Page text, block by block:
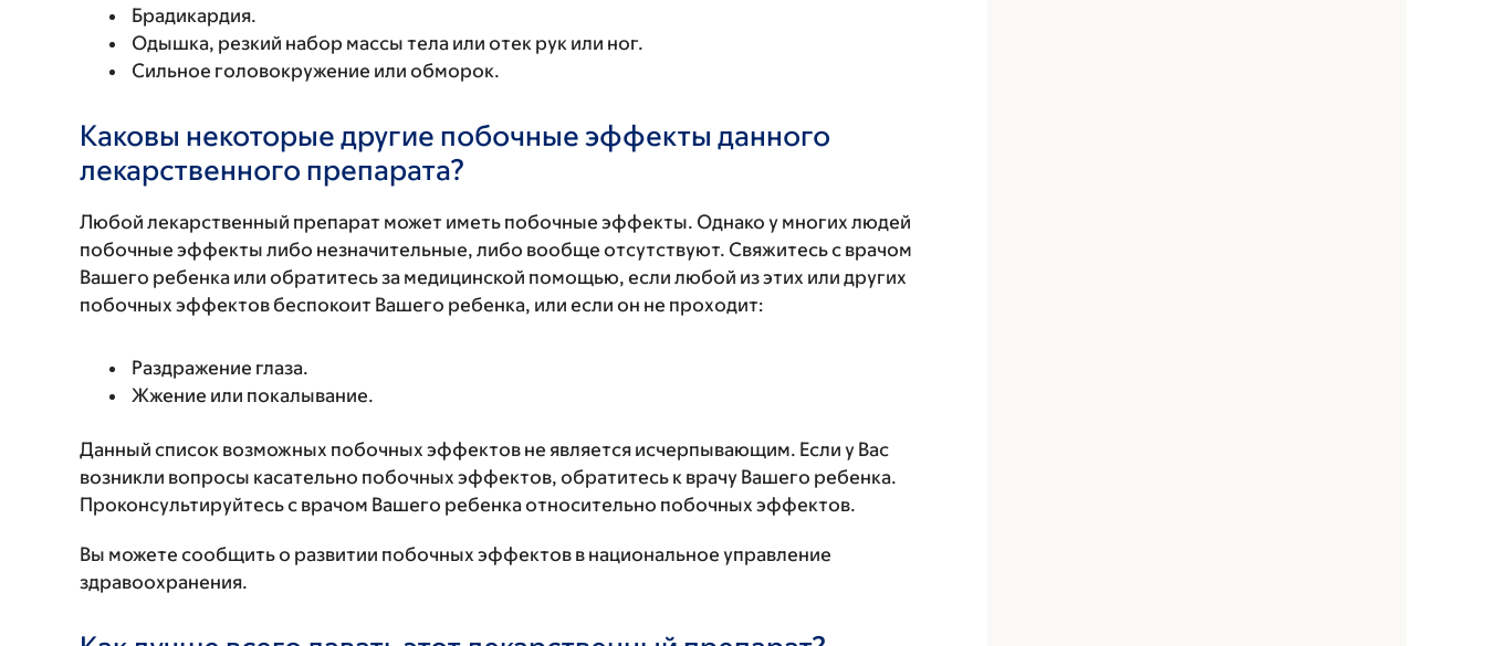
Брадикардия.
Одышка, резкий набор массы тела или отек рук или ног.
Сильное головокружение или обморок.
Каковы некоторые другие побочные эффекты данного
лекарственного препарата?
Любой лекарственный препарат может иметь побочные эффекты. Однако у многих людей
побочные эффекты либо незначительные, либо вообще отсутствуют. Свяжитесь с врачом
Вашего ребенка или обратитесь за медицинской помощью, если любой из этих или других
побочных эффектов беспокоит Вашего ребенка, или если он не проходит:
Раздражение глаза.
Жжение или покалывание.
Данный список возможных побочных эффектов не является исчерпывающим. Если у Вас
возникли вопросы касательно побочных эффектов, обратитесь к врачу Вашего ребенка.
Проконсультируйтесь с врачом Вашего ребенка относительно побочных эффектов.
Вы можете сообщить о развитии побочных эффектов в национальное управление
здравоохранения.